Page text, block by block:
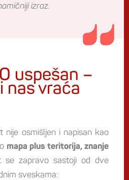
izraz.
uspešan –
nas vraća
nije osmišljen i napisan kao
mapa plus teritorija, znanje
se zapravo sastoji od dve
sveskama: